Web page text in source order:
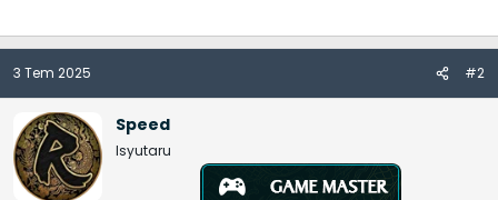
3 Tem 2025 #2
Speed
Isyutaru